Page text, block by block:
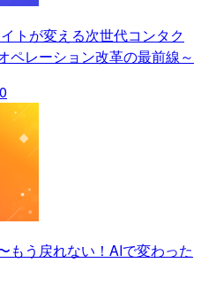
トが変える次世代コンタク
ペレーション改革の最前線～
もう戻れない！AIで変わった